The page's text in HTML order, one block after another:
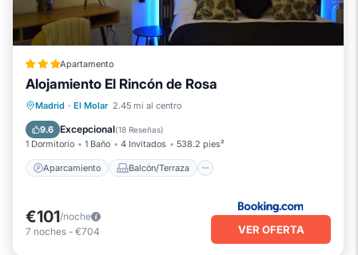
Apartamento
Alojamiento El Rincón de Rosa
Madrid · El Molar 2.45 mi al centro
9.6 Excepcional(18 Reseñas)
1 Dormitorio 1 Baño 4 Invitados 538.2 pies²
Aparcamiento Balcón/Terraza
Aparcamiento
Balcón/Terraza
Aire acondicionado
€101/noche
7 noches - €704 VER OFERTA